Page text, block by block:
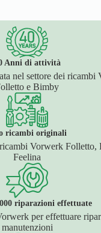
Anni di attività
nel settore dei ricambi
e Bimby
ricambi originali
Vorwerk Folletto,
Feelina
riparazioni effettuate
per effettuare
manutenzioni